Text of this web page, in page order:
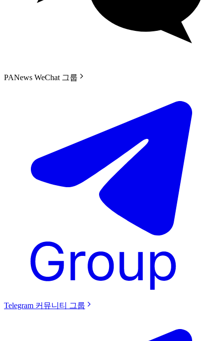
PANews WeChat 그룹
Telegram 커뮤니티 그룹